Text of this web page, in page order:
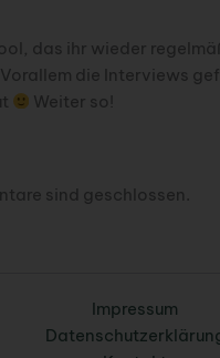
das ihr wieder
die Interviews
Weiter so!
sind geschlossen.
Impressum